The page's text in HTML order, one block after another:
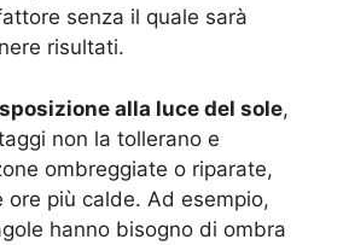
senza il quale sarà
risultati.
alla luce del sole,
non la tollerano e
ombreggiate o riparate,
ore più calde. Ad esempio,
hanno bisogno di ombra